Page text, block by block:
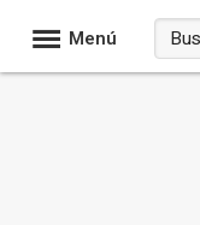
Menú